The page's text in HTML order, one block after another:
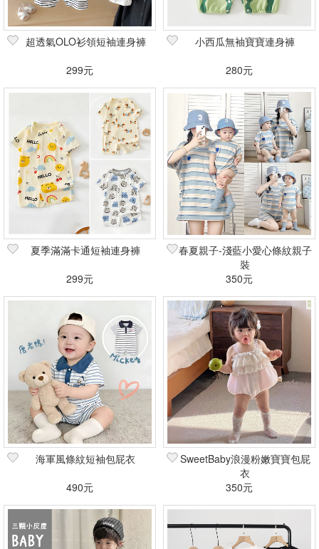
超透氣OLO衫領短袖連身褲
299元
小西瓜無袖寶寶連身褲
280元
夏季滿滿卡通短袖連身褲
299元
春夏親子-淺藍小愛心條紋親子
裝
350元
海軍風條紋短袖包屁衣
490元
SweetBaby浪漫粉嫩寶寶包屁
衣
350元